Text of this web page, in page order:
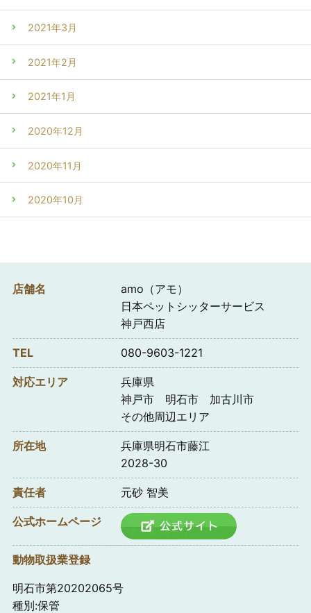
2021年3月
2021年2月
2021年1月
2020年12月
2020年11月
2020年10月
店舗名
amo（アモ）
日本ペットシッターサービス
神戸西店
TEL 080-9603-1221
対応エリア
兵庫県
神戸市 明石市 加古川市
その他周辺エリア
所在地
兵庫県明石市藤江
2028-30
責任者 元砂 智美
公式ホームページ
動物取扱業登録
明石市第20202065号
種別:保管